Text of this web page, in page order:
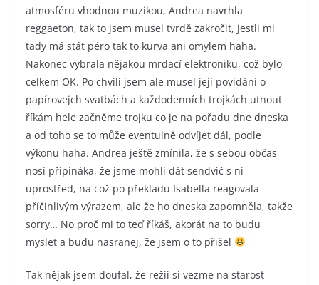
atmosféru vhodnou muzikou, Andrea navrhla
reggaeton, tak to jsem musel tvrdě zakročit, jestli mi
tady má stát péro tak to kurva ani omylem haha.
Nakonec vybrala nějakou mrdací elektroniku, což bylo
celkem OK. Po chvíli jsem ale musel její povídání o
papírovejch svatbách a každodenních trojkách utnout
říkám hele začněme trojku co je na pořadu dne dneska
a od toho se to může eventulně odvíjet dál, podle
výkonu haha. Andrea ještě zmínila, že s sebou občas
nosí připínáka, že jsme mohli dát sendvič s ní
uprostřed, na což po překladu Isabella reagovala
příčinlivým výrazem, ale že ho dneska zapomněla, takže
sorry… No proč mi to teď říkáš, akorát na to budu
myslet a budu nasranej, že jsem o to přišel
Tak nějak jsem doufal, že režii si vezme na starost